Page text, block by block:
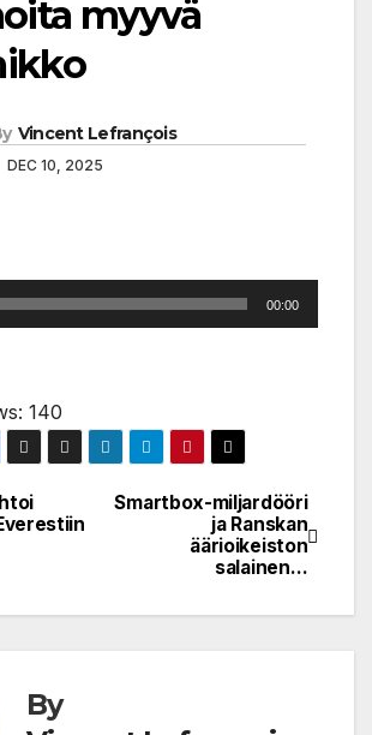
myyvä
Vincent Lefrançois
DEC 10, 2025
00:00
140
Smartbox-miljardööri
ja Ranskan
äärioikeiston
salainen…
By